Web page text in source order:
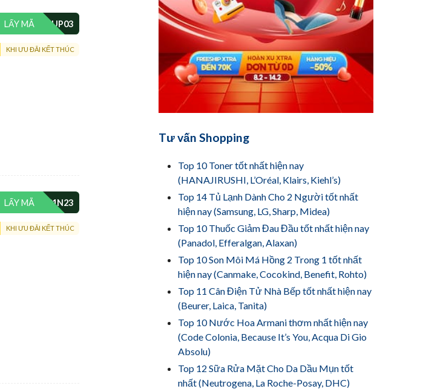
LẤY MÃ
KHI ƯU ĐÃI KẾT THÚC
LẤY MÃ
KHI ƯU ĐÃI KẾT THÚC
Tư vấn Shopping
Top 10 Toner tốt nhất hiện nay
(HANAJIRUSHI, L’Oréal, Klairs, Kiehl’s)
Top 14 Tủ Lạnh Dành Cho 2 Người tốt nhất
hiện nay (Samsung, LG, Sharp, Midea)
Top 10 Thuốc Giảm Đau Đầu tốt nhất hiện nay
(Panadol, Efferalgan, Alaxan)
Top 10 Son Môi Má Hồng 2 Trong 1 tốt nhất
hiện nay (Canmake, Cocokind, Benefit, Rohto)
Top 11 Cân Điện Tử Nhà Bếp tốt nhất hiện nay
(Beurer, Laica, Tanita)
Top 10 Nước Hoa Armani thơm nhất hiện nay
(Code Colonia, Because It’s You, Acqua Di Gio
Absolu)
Top 12 Sữa Rửa Mặt Cho Da Dầu Mụn tốt
nhất (Neutrogena, La Roche-Posay, DHC)